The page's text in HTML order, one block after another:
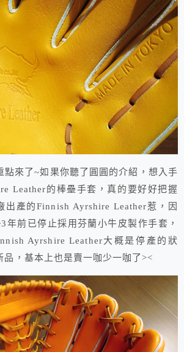
來了~如果你聽了圓圓的介紹，想入手
Leather的棒壘手套，真的要好好把握
出產的Finnish Ayrshire Leather惹，因
年前已停止採用芬蘭小牛皮製作手套，
Ayrshire Leather大概是停產的狀
品，基本上也是賣一咖少一咖了><